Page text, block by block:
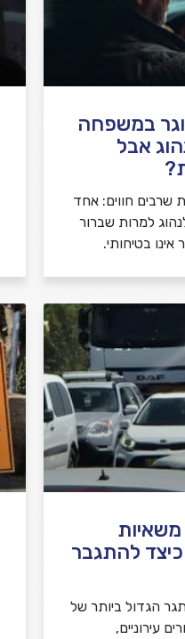
במשפחה
אבל
שרבים חווים: אחד
למרות שברור
בטיחותי.
להתגבר
הגדול ביותר של
עירוניים,